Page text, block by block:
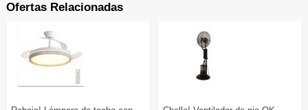
Ofertas Relacionadas